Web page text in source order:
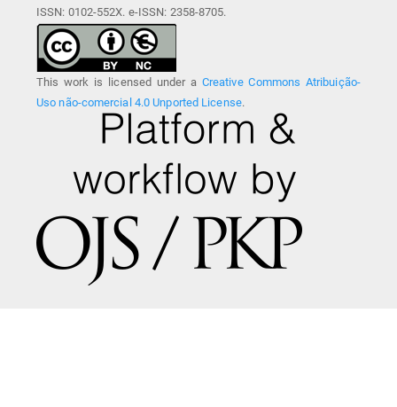
ISSN: 0102-552X. e-ISSN: 2358-8705.
This work is licensed under a Creative Commons Atribuição-
Uso não-comercial 4.0 Unported License.